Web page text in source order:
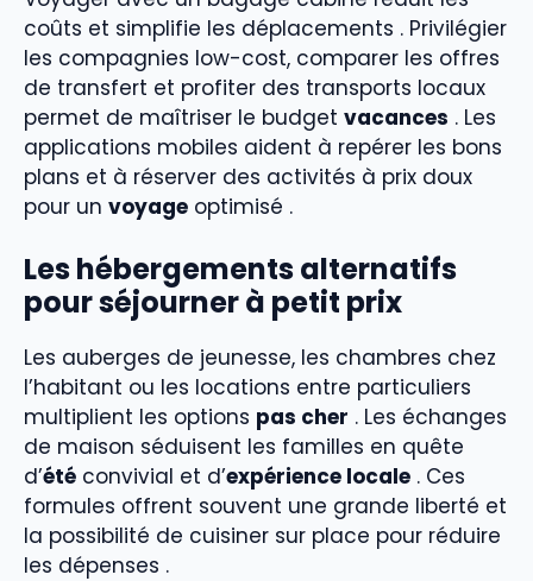
coûts et simplifie les déplacements . Privilégier
les compagnies low-cost, comparer les offres
de transfert et profiter des transports locaux
permet de maîtriser le budget vacances . Les
applications mobiles aident à repérer les bons
plans et à réserver des activités à prix doux
pour un voyage optimisé .
Les hébergements alternatifs
pour séjourner à petit prix
Les auberges de jeunesse, les chambres chez
l’habitant ou les locations entre particuliers
multiplient les options pas cher . Les échanges
de maison séduisent les familles en quête
d’été convivial et d’expérience locale . Ces
formules offrent souvent une grande liberté et
la possibilité de cuisiner sur place pour réduire
les dépenses .